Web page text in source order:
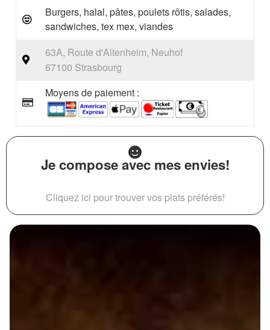
Burgers, halal, pâtes, poulets rôtis, salades,
sandwiches, tex mex, viandes
63A, Route d'Altenheim, Neuhof
67100 Strasbourg
Moyens de paiement :
Je compose avec mes envies!
Cliquez ici pour trouver vos plats préférés!